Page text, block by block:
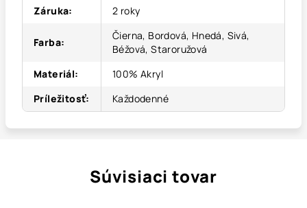
Záruka: 2 roky
Farba:
Čierna, Bordová, Hnedá, Sivá,
Béžová, Staroružová
Materiál:
100% Akryl
Príležitosť: Každodenné
Súvisiaci tovar